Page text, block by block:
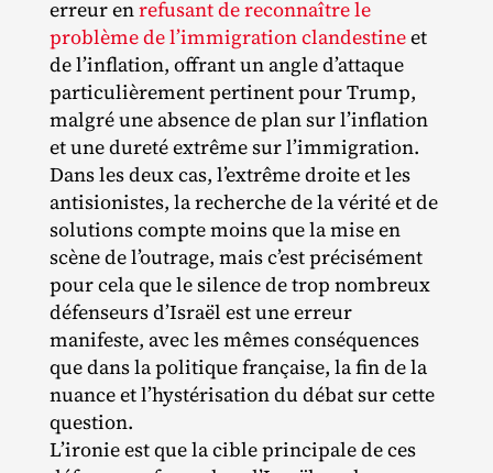
erreur enrefusant de reconnaître le
problème de l’immigration clandestineet
de l’inflation, offrant un angle d’attaque
particulièrement pertinent pour Trump,
malgré une absence de plan sur l’inflation
et une dureté extrême sur l’immigration.
Dans les deux cas, l’extrême droite et les
antisionistes, la recherche de la vérité et de
solutions compte moins que la mise en
scène de l’outrage, mais c’est précisément
pour cela que le silence de trop nombreux
défenseurs d’Israël est une erreur
manifeste, avec les mêmes conséquences
que dans la politique française, la fin de la
nuance et l’hystérisation du débat sur cette
question.
L’ironie est que la cible principale de ces